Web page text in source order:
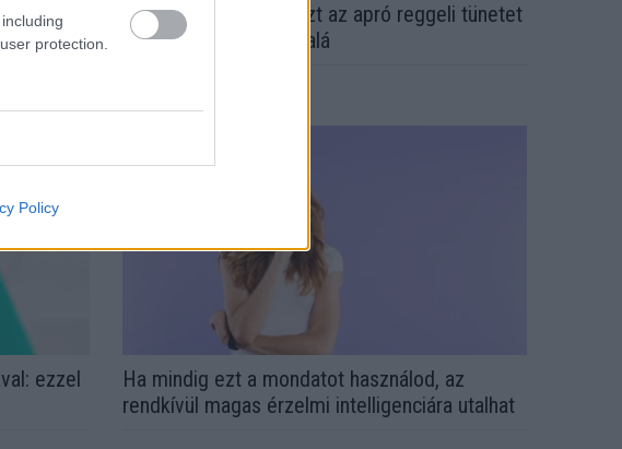
protection.
Policy
Orvos figyelmeztet: ezt az apró reggeli tünetet
ne söpörd a szőnyeg alá
ezzel
Ha mindig ezt a mondatot használod, az
rendkívül magas érzelmi intelligenciára utalhat